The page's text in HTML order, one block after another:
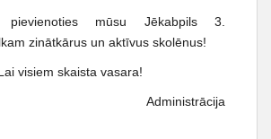
pievienoties mūsu Jēkabpils 3.
zinātkārus un aktīvus skolēnus!
visiem skaista vasara!
Administrācija